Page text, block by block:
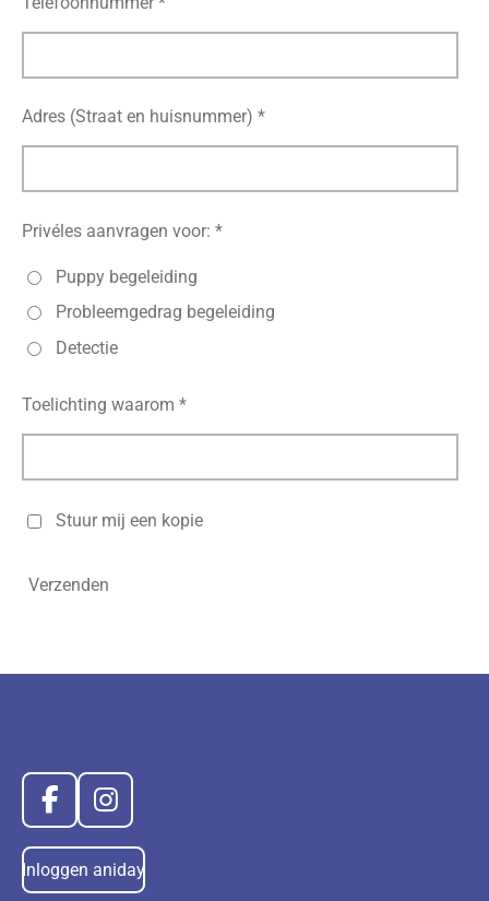
Adres (Straat en huisnummer) *
Privéles aanvragen voor: *
Puppy begeleiding
Probleemgedrag begeleiding
Detectie
Toelichting waarom *
Stuur mij een kopie
Verzenden
F
c
e
I
s
t
Inloggen aniday